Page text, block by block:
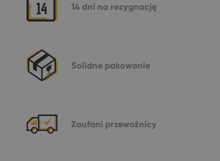
14 dni na rezygnację
Solidne pakowanie
Zaufani przewoźnicy